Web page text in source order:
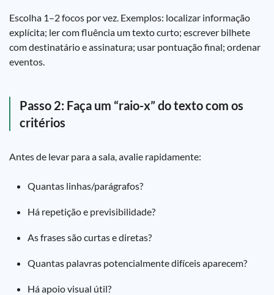
Escolha 1–2 focos por vez. Exemplos: localizar informação
explícita; ler com fluência um texto curto; escrever bilhete
com destinatário e assinatura; usar pontuação final; ordenar
eventos.
Passo 2: Faça um “raio-x” do texto com os
critérios
Antes de levar para a sala, avalie rapidamente:
Quantas linhas/parágrafos?
Há repetição e previsibilidade?
As frases são curtas e diretas?
Quantas palavras potencialmente difíceis aparecem?
Há apoio visual útil?